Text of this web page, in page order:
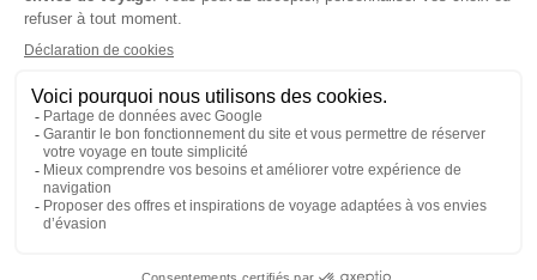
Contactez nos conseillers
Nos partenaires